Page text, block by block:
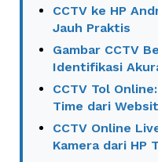
CCTV ke HP
Jauh Praktis
Gambar CCTV
Identifikasi
CCTV Tol
Time dari
CCTV Online
Kamera dari HP